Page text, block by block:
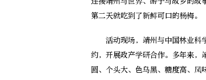
第二天就吃到了新鲜可口的杨梅。
活动现场，靖州与中国林业科
约，开展政产学研合作。多年来，
圆、个头大、色乌黑、糖度高、